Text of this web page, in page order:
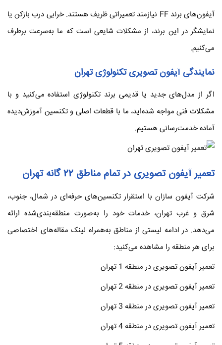
آیفون‌های برند FF نیازمند تعمیراتی ظریف هستند. خرابی درب بازکن یا
نمایشگر در این برند، از مشکلات شایعی است که ما به‌سرعت برطرف
می‌کنیم.
نمایندگی آیفون تصویری تکنولوژی تهران
اگر از مدل‌های جدید یا قدیمی برند تکنولوژی استفاده می‌کنید و با
مشکلات فنی مواجه شده‌اید، ما با قطعات اصلی و تکنسین آموزش‌دیده
آماده خدمت‌رسانی هستیم.
تعمیر آیفون تصویری در تمام مناطق ۲۲ گانه تهران
شرکت آیفون سازان با استقرار تکنسین‌های حرفه‌ای در شمال، جنوب،
شرق و غرب تهران، خدمات خود را به‌صورت منطقه‌بندی‌شده ارائه
می‌دهد. در ادامه لیستی از مناطق به‌همراه لینک مقاله‌های اختصاصی
برای هر منطقه را مشاهده می‌کنید:
تعمیر آیفون تصویری در منطقه 1 تهران
تعمیر آیفون تصویری در منطقه 2 تهران
تعمیر آیفون تصویری در منطقه 3 تهران
تعمیر آیفون تصویری در منطقه 4 تهران